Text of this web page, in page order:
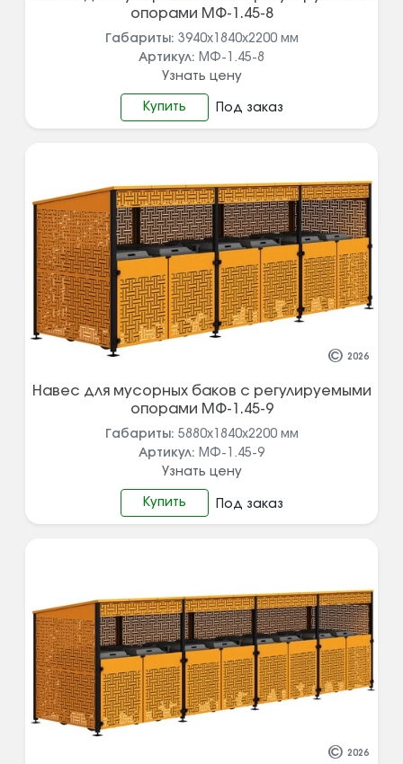
опорами МФ-1.45-8
Габариты: 3940х1840х2200 мм
Артикул: МФ-1.45-8
Узнать цену
Купить Под заказ
© 2026
Навес для мусорных баков с регулируемыми
опорами МФ-1.45-9
Габариты: 5880х1840х2200 мм
Артикул: МФ-1.45-9
Узнать цену
Купить Под заказ
© 2026